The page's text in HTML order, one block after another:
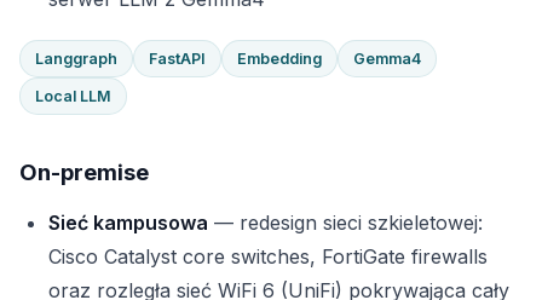
Langgraph FastAPI Embedding Gemma4
Local LLM
On-premise
Sieć kampusowa — redesign sieci szkieletowej:
Cisco Catalyst core switches, FortiGate firewalls
oraz rozległa sieć WiFi 6 (UniFi) pokrywająca cały